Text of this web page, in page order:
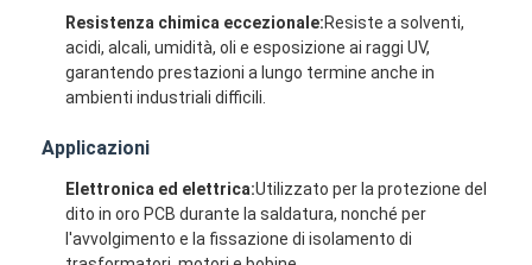
Resistenza chimica eccezionale:Resiste a solventi,
acidi, alcali, umidità, oli e esposizione ai raggi UV,
garantendo prestazioni a lungo termine anche in
ambienti industriali difficili.
Applicazioni
Elettronica ed elettrica:Utilizzato per la protezione del
dito in oro PCB durante la saldatura, nonché per
l'avvolgimento e la fissazione di isolamento di